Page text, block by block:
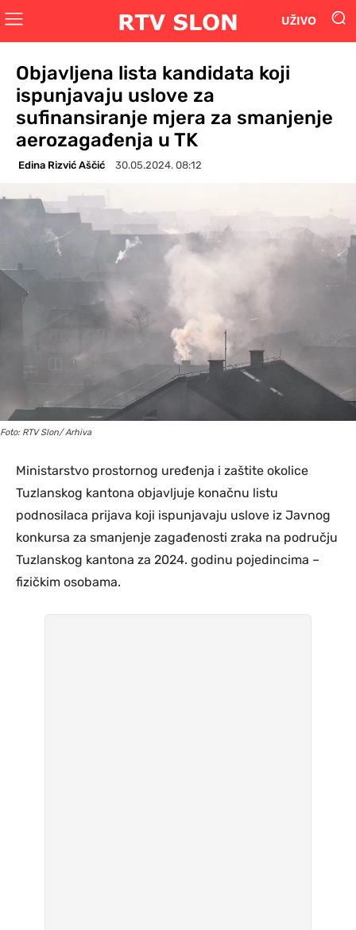
UŽIVO
Objavljena lista kandidata koji
ispunjavaju uslove za
sufinansiranje mjera za smanjenje
aerozagađenja u TK
Edina Rizvić Aščić 30.05.2024. 08:12
Foto: RTV Slon/ Arhiva
Ministarstvo prostornog uređenja i zaštite okolice
Tuzlanskog kantona objavljuje konačnu listu
podnosilaca prijava koji ispunjavaju uslove iz Javnog
konkursa za smanjenje zagađenosti zraka na području
Tuzlanskog kantona za 2024. godinu pojedincima –
fizičkim osobama.